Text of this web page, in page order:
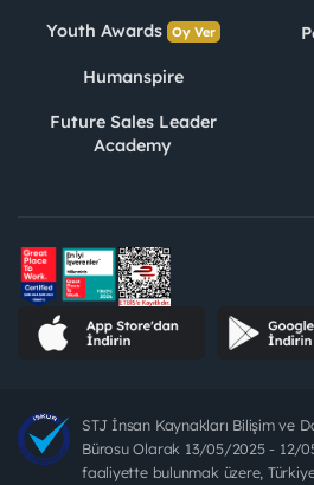
Youth Awards Oy Ver
Humanspire
Future Sales Leader
Academy
STJ İnsan Kaynakları Bilişim ve
Bürosu Olarak 13/05/2025 - 12/
faaliyette bulunmak üzere,